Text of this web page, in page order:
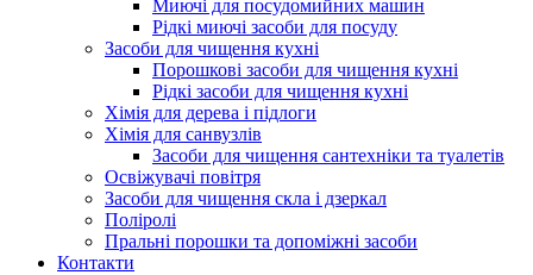
Миючі для посудомийних машин
Рідкі миючі засоби для посуду
Засоби для чищення кухні
Порошкові засоби для чищення кухні
Рідкі засоби для чищення кухні
Хімія для дерева і підлоги
Хімія для санвузлів
Засоби для чищення сантехніки та туалетів
Освіжувачі повітря
Засоби для чищення скла і дзеркал
Поліролі
Пральні порошки та допоміжні засоби
Контакти